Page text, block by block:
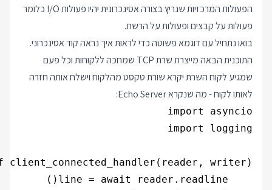
הפעולות המרכזיות שנריץ בצורה אסינכרונית יהיו פעולות I/O כלומר
פעולות על קבצים ופעולות על הרשת.
בואו נתחיל עם דוגמא פשוטה כדי לראות איך נראה קוד אסינכרוני.
התוכנית הבאה מייצרת שרת TCP שמחכה ללקוחות וכל פעם
שמגיע לקוח השרת יקרא שורת טקסט מהלקוח וישלח אותה חזרה
לאותו לקוח - מה שנקרא Echo Server: